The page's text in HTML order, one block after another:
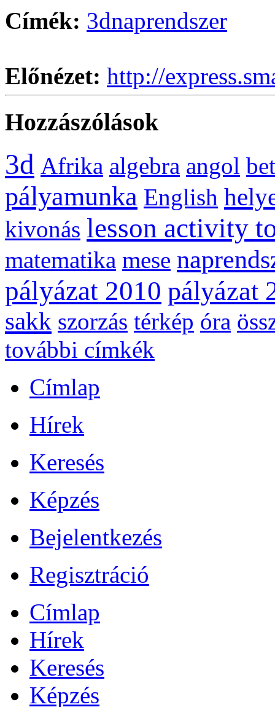
Címék: 3dnaprendszer
Előnézet: http://
Hozzászólások
3d Afrika algebra angol
pályamunka English
kivonás lesson activity
matematika mese
pályázat 2010 pályázat
sakk szorzás térkép óra
további címkék
Címlap
Hírek
Keresés
Képzés
Bejelentkezés
Regisztráció
Címlap
Hírek
Keresés
Képzés